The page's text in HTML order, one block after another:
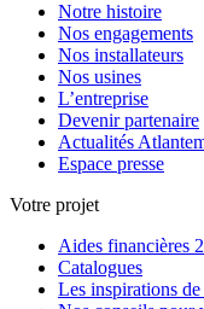
Notre histoire
Nos engagements
Nos installateurs
Nos usines
L’entreprise
Devenir partenaire
Actualités
Espace presse
Votre projet
Aides financières
Catalogues
Les inspirations